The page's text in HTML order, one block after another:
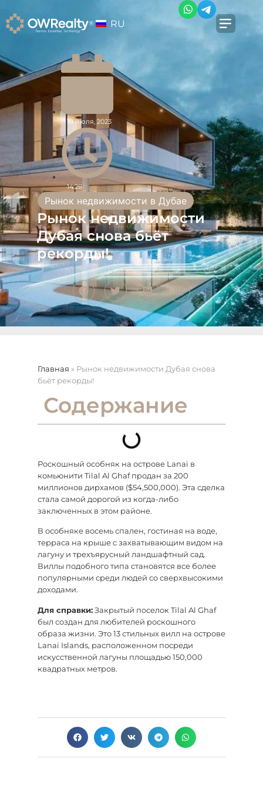
RU
18 июля, 2023
14:28
Рынок недвижимости в Дубае
Рынок недвижимости
Дубая снова бьёт
рекорды!
Главная » Рынок недвижимости Дубая снова
бьёт рекорды!
Содержание
Роскошный особняк на острове Lanai в
комьюнити Tilal Al Ghaf продан за 200
миллионов дирхамов ($54,500,000). Эта сделка
стала самой дорогой из когда-либо
заключенных в этом районе.
В особняке восемь спален, гостиная на воде,
терраса на крыше с захватывающим видом на
лагуну и трехъярусный ландшафтный сад.
Виллы подобного типа становятся все более
популярными среди людей со сверхвысокими
доходами.
Для справки: Закрытый поселок Tilal Al Ghaf
был создан для любителей роскошного
образа жизни. Это 13 стильных вилл на острове
Lanai Islands, расположенном посреди
искусственной лагуны площадью 150,000
квадратных метров.